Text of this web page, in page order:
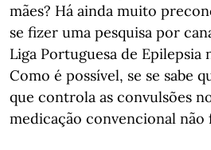
mães? Há ainda muito
se fizer uma pesquisa por
Liga Portuguesa de Epilepsia
Como é possível, se se sabe
que controla as convulsões
medicação convencional não